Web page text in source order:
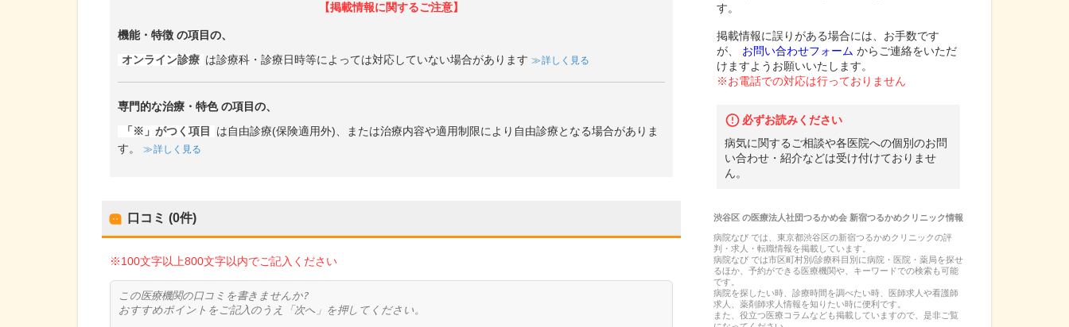
【掲載情報に関するご注意】
機能・特徴 の項目の、
オンライン診療 は診療科・診療日時等によっては対応していない場合があります 詳しく見る
専門的な治療・特色の項目の、
「※」がつく項目
は自由診療(保険適用外)、または治療内容や適用制限により自由診療となる場合がありま
す。
詳しく見る
口コミ (0件)
※100文字以上800文字以内でご記入ください
す。
掲載情報に誤りがある場合には、お手数です
が、
お問い合わせフォーム からご連絡をいただ
けますようお願いいたします。
※お電話での対応は行っておりません
必ずお読みください
病気に関するご相談や各医院への個別のお問
い合わせ・紹介などは受け付けておりませ
ん。
渋谷区の医療法人社団つるかめ会 新宿つるかめクリニック情報
病院なび では、 東京都渋谷区の新宿つるかめクリニックの評
判・求人・転職情報を掲載しています。
病院なび では市区町村別/診療科目別に病院・医院・薬局を探せ
るほか、予約ができる医療機関や、キーワードでの検索も可能
です。
病院を探したい時、診療時間を調べたい時、医師求人や看護師
求人、薬剤師求人情報を知りたい時に便利です。
また、役立つ医療コラムなども掲載していますので、是非ご覧